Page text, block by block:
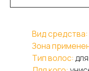
Вид средства:
Зона
Тип волос: